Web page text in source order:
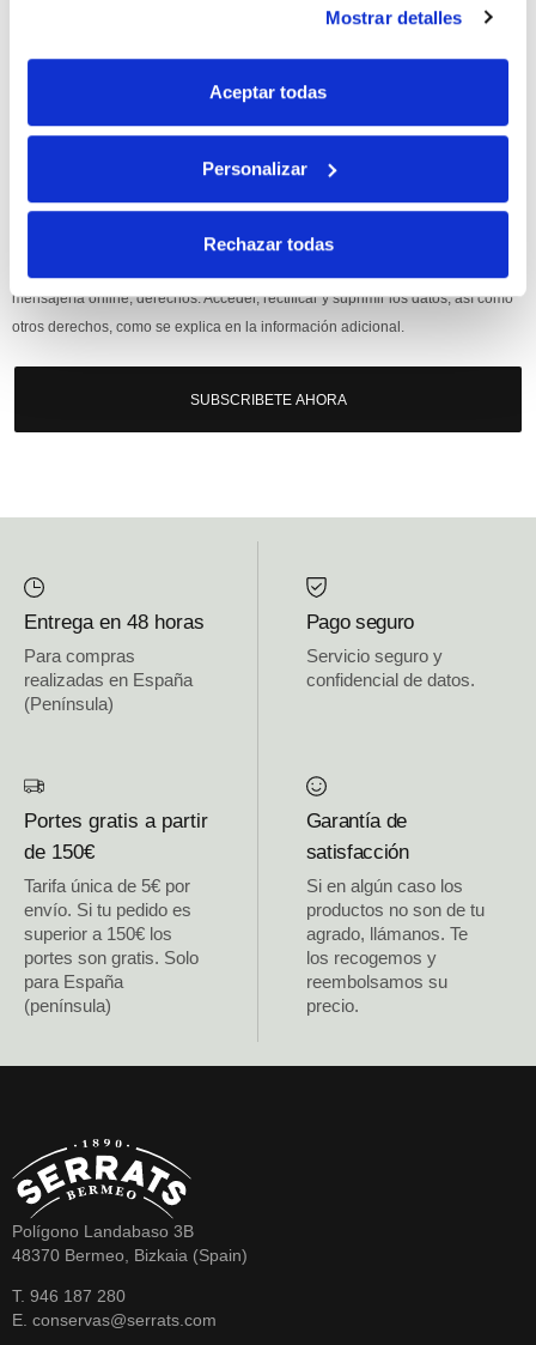
Mostrar detalles
Aceptar todas
Personalizar
Rechazar todas
en tu primera compra.
Responsable: HIJOS DE JOSÉ SERRATS S.A. Finalidad: tratamientos con
mensajería online, derechos: Acceder, rectificar y suprimir los datos, así como
otros derechos, como se explica en la información adicional.
SUBSCRIBETE AHORA
Entrega en 48 horas
Para compras
realizadas en España
(Península)
Pago seguro
Servicio seguro y
confidencial de datos.
Portes gratis a partir
de 150€
Tarifa única de 5€ por
envío. Si tu pedido es
superior a 150€ los
portes son gratis. Solo
para España
(península)
Garantía de
satisfacción
Si en algún caso los
productos no son de tu
agrado, llámanos. Te
los recogemos y
reembolsamos su
precio.
Polígono Landabaso 3B
48370 Bermeo, Bizkaia (Spain)
T. 946 187 280
E. conservas@serrats.com